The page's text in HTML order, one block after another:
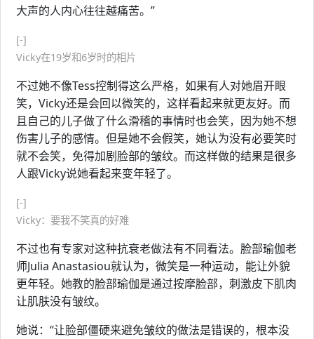
大声的人内心往往越痛苦。”
[-]
Vicky在19岁和6岁时的相片
不过她不像Tess控制得这么严格，如果有人对她眉开眼
笑，Vicky还是会回以微笑的，这样看起来就更友好。而
且自己的儿子做了什么滑稽的事情时也会笑，因为她不想
伤害儿子的感情。但是她不会假笑，她认为没有必要笑时
就不会笑，免得加剧脸部的皱纹。而这样做的结果是很多
人跟Vicky说她看起来变年轻了。
[-]
Vicky：要我不笑真的好难
不过也有专家对这种抗衰老做法有不同看法。脸部瑜伽老
师Julia Anastasiou就认为，微笑是一种运动，能让外貌
更年轻。她教的脸部瑜伽是通过按摩脸部，刺激皮下肌肉
让肌肤没有皱纹。
她说：“让脸部僵硬来避免皱纹的做法是错误的，根本没